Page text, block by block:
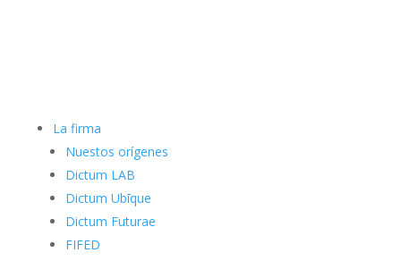
La firma
Nuestos orígenes
Dictum LAB
Dictum Ubīque
Dictum Futurae
FIFED